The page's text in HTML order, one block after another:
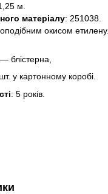
м.
матеріалу: 251038.
окисом етилену.
блістерна,
у картонному коробі.
: 5 років.